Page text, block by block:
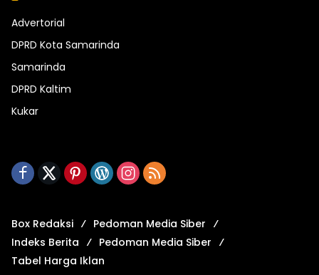
Advertorial
DPRD Kota Samarinda
Samarinda
DPRD Kaltim
Kukar
Box Redaksi
Pedoman Media Siber
Indeks Berita
Pedoman Media Siber
Tabel Harga Iklan